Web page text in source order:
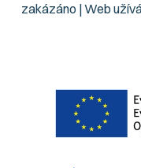
zakázáno | Web